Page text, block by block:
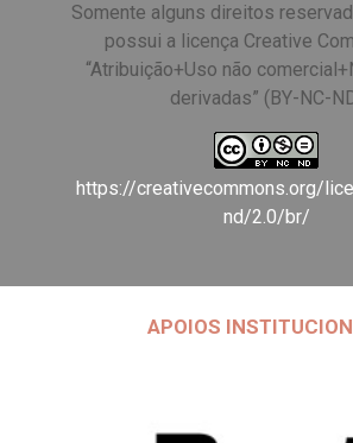
Somente alguns direitos
possui a licença Creative
“Atribuição+Uso não
derivadas” (BY-NC-
https://creativecommons.org/
nd/2.0/br/
APOIOS